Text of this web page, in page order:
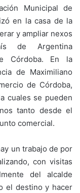
Municipal de
en la casa de la
y ampliar nexos
de Argentina
Córdoba. En la
de Maximiliano
de Córdoba,
cuales se pueden
tanto desde el
comercial.
un trabajo de por
con visitas
del alcalde
el destino y hacer